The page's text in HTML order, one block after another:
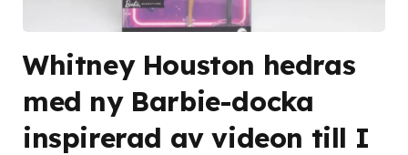
Whitney Houston hedras
med ny Barbie-docka
inspirerad av videon till I